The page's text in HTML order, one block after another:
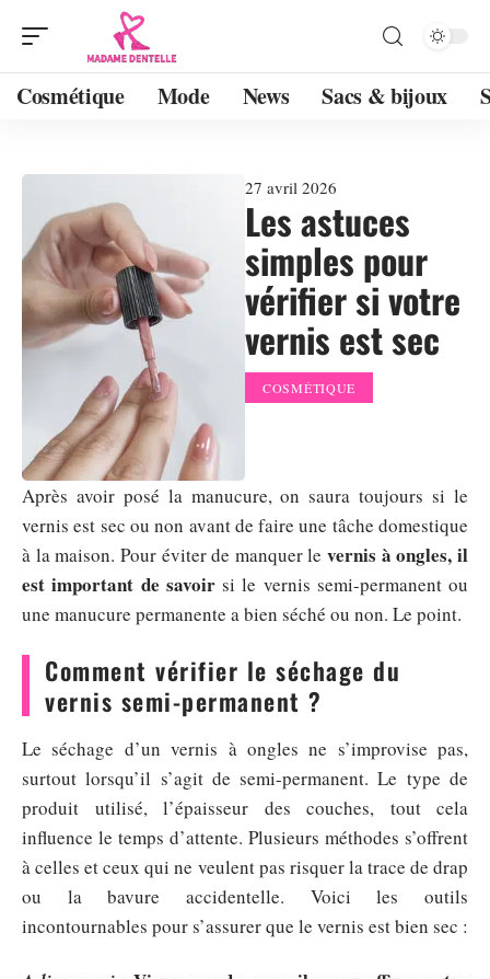
Cosmétique Mode News Sacs & bijoux
27 avril 2026
Les astuces
simples pour
vérifier si votre
vernis est sec
COSMÉTIQUE
Après avoir posé la manucure, on saura toujours si le
vernis est sec ou non avant de faire une tâche domestique
à la maison. Pour éviter de manquer levernis à ongles, il
est important de savoirsi le vernis semi-permanent ou
une manucure permanente a bien séché ou non. Le point.
Comment vérifier le séchage du
vernis semi-permanent ?
Le séchage d’un vernis à ongles ne s’improvise pas,
surtout lorsqu’il s’agit de semi-permanent. Le type de
produit utilisé, l’épaisseur des couches, tout cela
influence le temps d’attente. Plusieurs méthodes s’offrent
à celles et ceux qui ne veulent pas risquer la trace de drap
ou la bavure accidentelle. Voici les outils
incontournables pour s’assurer que le vernis est bien sec :